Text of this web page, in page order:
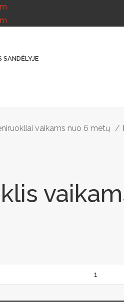
SANDĖLYJE
vaikams nuo 6 metų